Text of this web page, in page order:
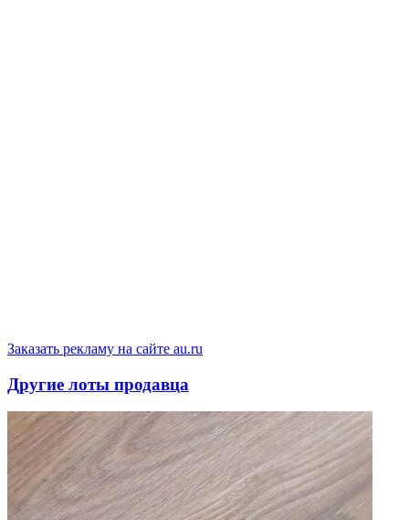
Заказать рекламу на сайте au.ru
Другие лоты продавца